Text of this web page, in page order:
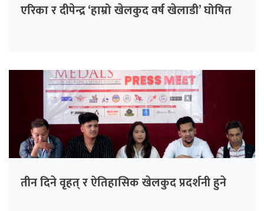
एरिका र दीपेन्द्र ‘हाम्रो खेलकुद वर्ष खेलाडी’ घोषित
तीन दिने वृहत् र ऐतिहासिक खेलकुद प्रदर्शनी हुने